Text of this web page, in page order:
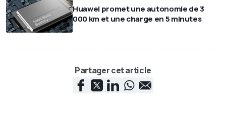
Huawei promet une autonomie de 3
000 km et une charge en 5 minutes
Partager cet article